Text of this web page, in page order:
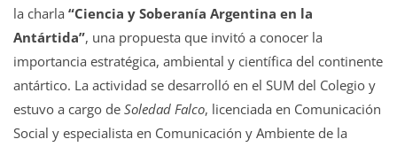
la charla “Ciencia y Soberanía Argentina en la
Antártida”, una propuesta que invitó a conocer la
importancia estratégica, ambiental y científica del continente
antártico. La actividad se desarrolló en el SUM del Colegio y
estuvo a cargo de Soledad Falco, licenciada en Comunicación
Social y especialista en Comunicación y Ambiente de la